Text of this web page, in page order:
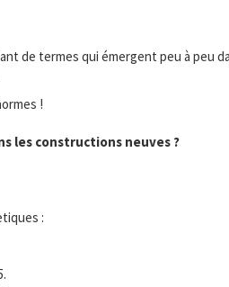
de termes qui émergent peu à
!
les constructions neuves ?
: